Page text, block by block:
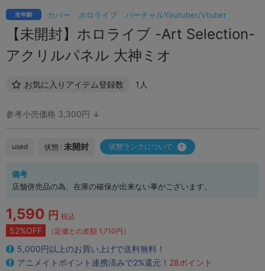
カバー ホロライブ バーチャルYoutuber/Vtuber
全年齢
【未開封】ホロライブ -Art Selection-
アクリルパネル 大神ミオ
お気に入りアイテム登録数 1人
参考小売価格 3,300円 ↓
used 状態 : 未開封 状態ランクについて
備考
店舗併売品の為、在庫の確保が出来ない事がございます。
1,590 円 税込
52%OFF （定価との差額 1,710円）
5,000円以上のお買い上げで送料無料！
アニメイトポイント連携済みで2%還元！ 28ポイント